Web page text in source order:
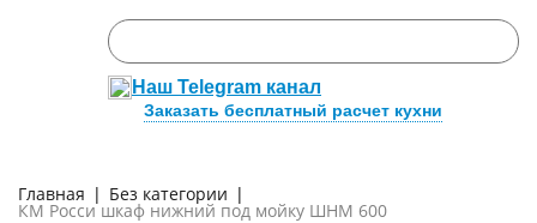
Наш Telegram канал
Заказать бесплатный расчет кухни
Главная | Без категории |
КМ Росси шкаф нижний под мойку ШНМ 600